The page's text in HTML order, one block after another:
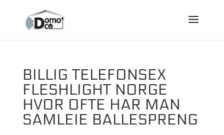
BILLIG TELEFONSEX
FLESHLIGHT NORGE
HVOR OFTE HAR MAN
SAMLEIE BALLESPRENG